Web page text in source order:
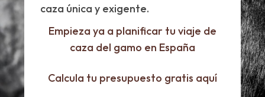
caza única y exigente.
Empieza ya a planificar tu viaje de
caza del gamo en España
Calcula tu presupuesto gratis aquí